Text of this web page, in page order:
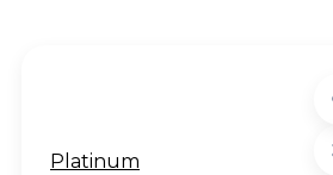
Platinum